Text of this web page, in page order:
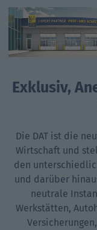
Exklusiv,
Die DAT ist die
Wirtschaft und
den
und darüber
neutrale
Werkstätten,